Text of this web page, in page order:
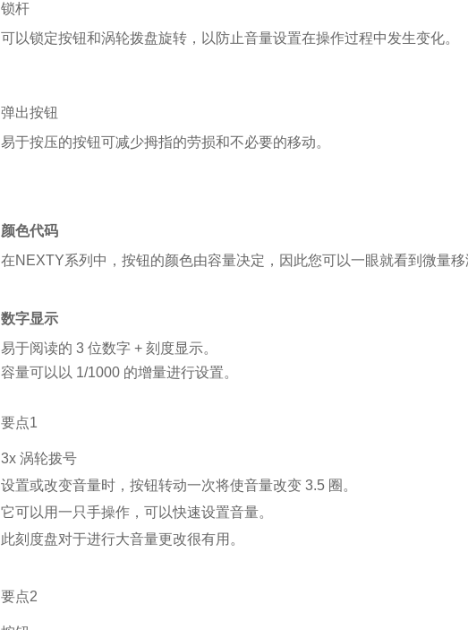
锁杆
可以锁定按钮和涡轮拨盘旋转，以防止音量设置在操作过程中发生变化。
弹出按钮
易于按压的按钮可减少拇指的劳损和不必要的移动。
颜色代码
在NEXTY系列中，按钮的颜色由容量决定，因此您可以一眼就看到微量
数字显示
易于阅读的 3 位数字 + 刻度显示。
容量可以以 1/1000 的增量进行设置。
要点1
3x 涡轮拨号
设置或改变音量时，按钮转动一次将使音量改变 3.5 圈。
它可以用一只手操作，可以快速设置音量。
此刻度盘对于进行大音量更改很有用。
要点2